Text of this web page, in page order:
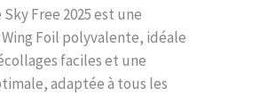
Free 2025 est une
Foil polyvalente, idéale
faciles et une
adaptée à tous les